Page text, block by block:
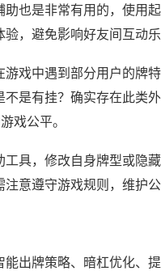
也是非常有用的，使用
，避免影响好友间互动乐
戏中遇到部分用户的牌特
是有挂？确实存在此类
戏公平。
具，修改自身牌型或隐
意遵守游戏规则，维护公
出牌策略、暗杠优化、